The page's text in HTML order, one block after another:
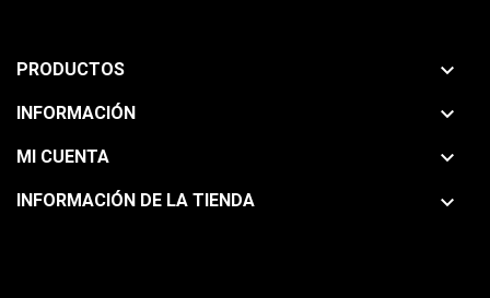
PRODUCTOS 
INFORMACIÓN 
MI CUENTA 
INFORMACIÓN DE LA TIENDA 